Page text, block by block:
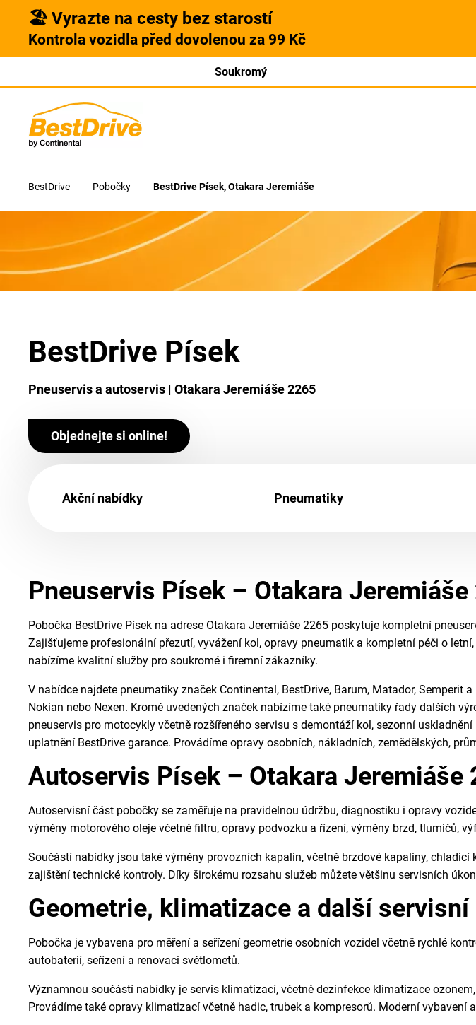
🏖️ Vyrazte na cesty bez starostí
Kontrola vozidla před dovolenou za 99 Kč
Soukromý
BestDrive Pobočky BestDrive Písek, Otakara Jeremiáše
BestDrive Písek
Pneuservis a autoservis | Otakara Jeremiáše 2265
Objednejte si online!
Akční nabídky Pneumatiky
Pneuservis Písek – Otakara
Pobočka BestDrive Písek na adrese Otakara Jeremiáše 2265 poskytuje kompletní
Zajišťujeme profesionální přezutí, vyvážení kol, opravy pneumatik a kompletní péči o
nabízíme kvalitní služby pro soukromé i firemní zákazníky.
V nabídce najdete pneumatiky značek Continental, BestDrive, Barum, Matador, Semperit
Nokian nebo Nexen. Kromě uvedených značek nabízíme také pneumatiky řady dalších
pneuservis pro motocykly včetně rozšířeného servisu s demontáží kol, sezonní
uplatnění BestDrive garance. Provádíme opravy osobních, nákladních, zemědělských,
Autoservis Písek – Otakara Jeremiáše
Autoservisní část pobočky se zaměřuje na pravidelnou údržbu, diagnostiku i opravy
výměny motorového oleje včetně filtru, opravy podvozku a řízení, výměny brzd, tlumičů,
Součástí nabídky jsou také výměny provozních kapalin, včetně brzdové kapaliny,
zajištění technické kontroly. Díky širokému rozsahu služeb můžete většinu servisních
Geometrie, klimatizace a další
Pobočka je vybavena pro měření a seřízení geometrie osobních vozidel včetně rychlé
autobaterií, seřízení a renovaci světlometů.
Významnou součástí nabídky je servis klimatizací, včetně dezinfekce klimatizace
Provádíme také opravy klimatizací včetně hadic, trubek a kompresorů. Moderní